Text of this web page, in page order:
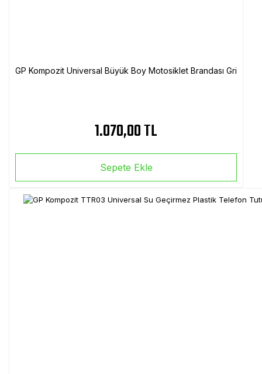
GP Kompozit Universal Büyük Boy Motosiklet Brandası Gri
1.070,00 TL
Sepete Ekle